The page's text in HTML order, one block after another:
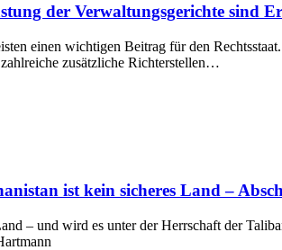
der Verwaltungsgerichte sind
einen wichtigen Beitrag für den
zusätzliche Richterstellen…
ist kein sicheres Land –
– und wird es unter der Herrschaft der